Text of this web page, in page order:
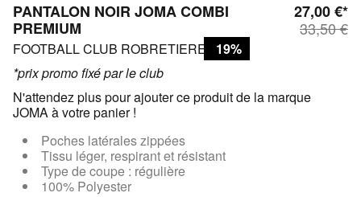
PANTALON NOIR JOMA COMBI
PREMIUM
FOOTBALL CLUB ROBRETIERES
27,00 €*
33,50 €
19%
*prix promo fixé par le club
N'attendez plus pour ajouter ce produit de la marque
JOMA à votre panier !
Poches latérales zippées
Tissu léger, respirant et résistant
Type de coupe : régulière
100% Polyester